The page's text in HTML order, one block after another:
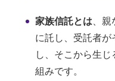
家族信託とは 、
に託し、受託者が
し、そこから生じ
組みです。